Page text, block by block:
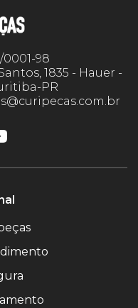
0001-98
1835 - Hauer -
PR